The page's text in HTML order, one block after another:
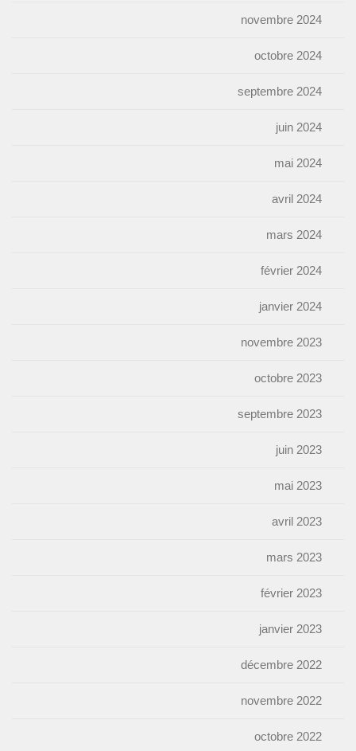
novembre 2024
octobre 2024
septembre 2024
juin 2024
mai 2024
avril 2024
mars 2024
février 2024
janvier 2024
novembre 2023
octobre 2023
septembre 2023
juin 2023
mai 2023
avril 2023
mars 2023
février 2023
janvier 2023
décembre 2022
novembre 2022
octobre 2022